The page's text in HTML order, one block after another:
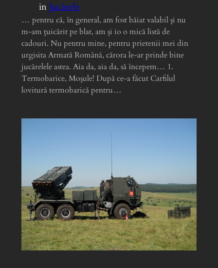
inJucărele
… pentru că, în general, am fost băiat valabil și nu
m-am țuicărit pe blat, am și io o mică listă de
cadouri. Nu pentru mine, pentru prietenii mei din
urgisita Armată Română, cărora le-ar prinde bine
jucărelele astea. Aia da, aia da, să începem… 1.
Termobarice, Moșule! După ce-a făcut Carfilul
lovitură termobarică pentru…